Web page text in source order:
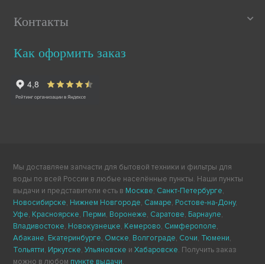
Контакты
Как оформить заказ
Мы доставляем запчасти для бытовой техники и фильтры для
воды по всей России в любые населённые пункты. Наши пункты
выдачи и представители есть в Москве, Санкт-Петербурге,
Новосибирске, Нижнем Новгороде, Самаре, Ростове-на-Дону,
Уфе, Красноярске, Перми, Воронеже, Саратове, Барнауле,
Владивостоке, Новокузнецке, Кемерово, Симферополе,
Абакане, Екатеринбурге, Омске, Волгограде, Сочи, Тюмени,
Тольятти, Иркутске,Ульяновске иХабаровске. Получить заказ
можно в любом пункте выдачи.